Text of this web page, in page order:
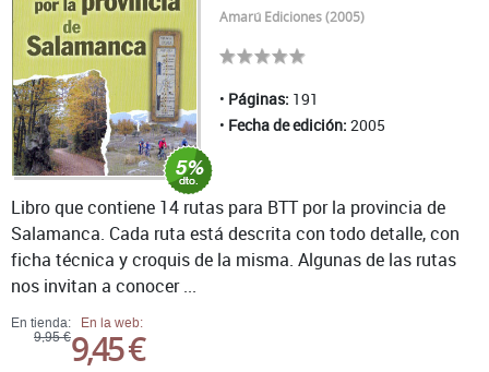
Amarú Ediciones (2005)
Páginas: 191
Fecha de edición: 2005
En tienda:
9,95 €
En la web:
9,45 €
Libro que contiene 14 rutas para BTT por la provincia de
Salamanca. Cada ruta está descrita con todo detalle, con
ficha técnica y croquis de la misma. Algunas de las rutas
nos invitan a conocer ...